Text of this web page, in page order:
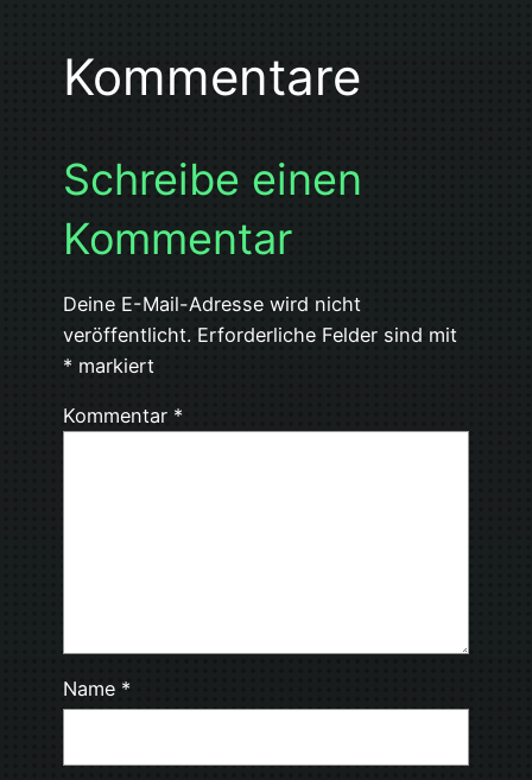
Kommentare
Schreibe einen
Kommentar
Deine E-Mail-Adresse wird nicht
veröffentlicht. Erforderliche Felder sind mit
* markiert
Kommentar *
Name *